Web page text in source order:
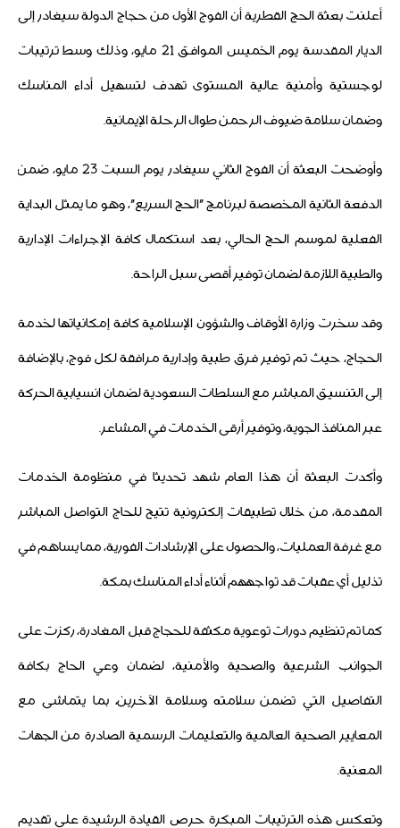
أعلنت بعثة الحج القطرية أن الفوج الأول من حجاج الدولة سيغادر إلى
الديار المقدسة يوم الخميس الموافق 21 مايو، وذلك وسط ترتيبات
لوجستية وأمنية عالية المستوى تهدف لتسهيل أداء المناسك
وضمان سلامة ضيوف الرحمن طوال الرحلة الإيمانية.
وأوضحت البعثة أن الفوج الثاني سيغادر يوم السبت 23 مايو، ضمن
الدفعة الثانية المخصصة لبرنامج "الحج السريع"، وهو ما يمثل البداية
الفعلية لموسم الحج الحالي، بعد استكمال كافة الإجراءات الإدارية
والطبية اللازمة لضمان توفير أقصى سبل الراحة.
وقد سخرت وزارة الأوقاف والشؤون الإسلامية كافة إمكانياتها لخدمة
الحجاج، حيث تم توفير فرق طبية وإدارية مرافقة لكل فوج، بالإضافة
إلى التنسيق المباشر مع السلطات السعودية لضمان انسيابية الحركة
عبر المنافذ الجوية، وتوفير أرقى الخدمات في المشاعر.
وأكدت البعثة أن هذا العام شهد تحديثا في منظومة الخدمات
المقدمة، من خلال تطبيقات إلكترونية تتيح للحاج التواصل المباشر
مع غرفة العمليات، والحصول على الإرشادات الفورية، مما يساهم في
تذليل أي عقبات قد تواجههم أثناء أداء المناسك بمكة.
كما تم تنظيم دورات توعوية مكثفة للحجاج قبل المغادرة، ركزت على
الجوانب الشرعية والصحية والأمنية، لضمان وعي الحاج بكافة
التفاصيل التي تضمن سلامته وسلامة الآخرين، بما يتماشى مع
المعايير الصحية العالمية والتعليمات الرسمية الصادرة من الجهات
المعنية.
وتعكس هذه الترتيبات المبكرة حرص القيادة الرشيدة على تقديم